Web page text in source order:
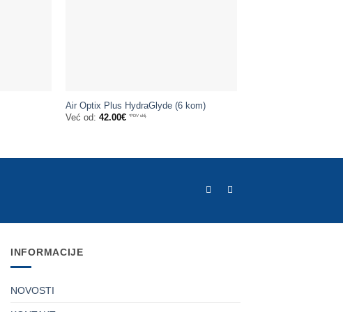
Air Optix Plus HydraGlyde (6 kom)
Već od: 42.00€ *PDV uklj.
INFORMACIJE
NOVOSTI